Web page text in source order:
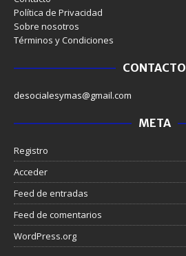
Política de Privacidad
Sobre nosotros
Términos y Condiciones
CONTACTO
desocialesymas@gmail.com
META
Registro
Acceder
Feed de entradas
Feed de comentarios
WordPress.org